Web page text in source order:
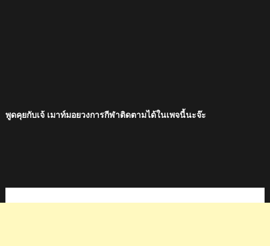
พูดคุยกับเจ้ เมาท์มอยวงการกีฬาติดตามได้ในเพจนี้นะจ๊ะ